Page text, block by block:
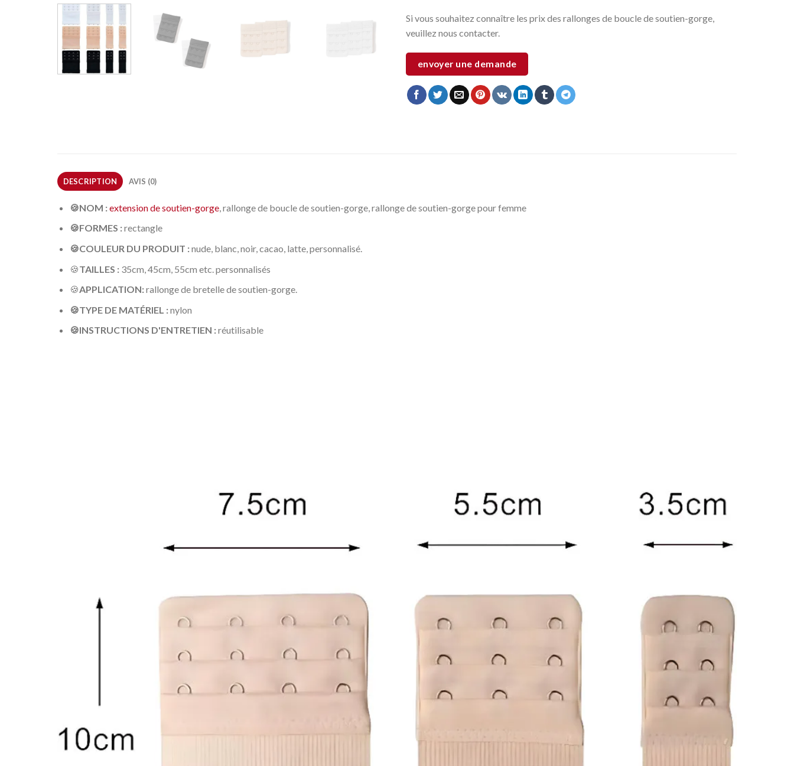
Si vous souhaitez connaître les prix des rallonges de boucle de soutien-gorge,
veuillez nous contacter.
envoyer une demande
DESCRIPTION AVIS (0)
🍪NOM :extension de soutien-gorge, rallonge de boucle de soutien-gorge, rallonge de soutien-gorge pour femme
🍪FORMES :rectangle
🍪COULEUR DU PRODUIT :nude, blanc, noir, cacao, latte, personnalisé.
🍪TAILLES :35cm, 45cm, 55cm etc. personnalisés
🍪APPLICATION:rallonge de bretelle de soutien-gorge.
🍪TYPE DE MATÉRIEL :nylon
🍪INSTRUCTIONS D'ENTRETIEN :réutilisable